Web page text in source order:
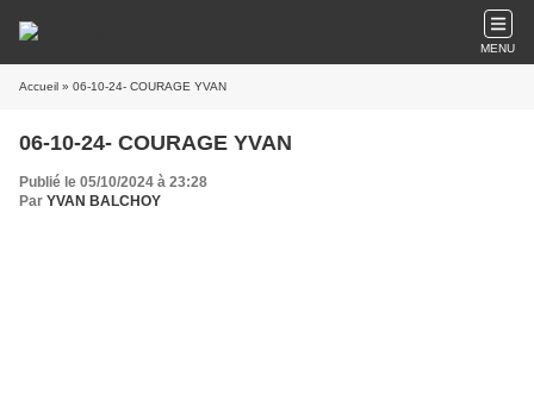
MENU
Accueil » 06-10-24- COURAGE YVAN
06-10-24- COURAGE YVAN
Publié le 05/10/2024 à 23:28
Par YVAN BALCHOY